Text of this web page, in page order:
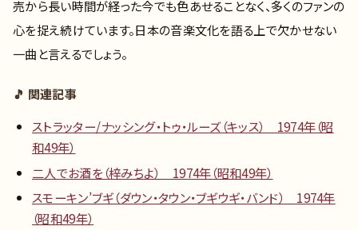
売から長い時間が経った今でも色あせることなく、多くのファンの
心を捉え続けています。日本の音楽文化を語る上で欠かせない
一曲と言えるでしょう。
🎵 関連記事
ストラッター/ナッシング・トゥ・ルーズ（キッス） 1974年（昭
和49年）
二人でお酒を（梓みちよ） 1974年（昭和49年）
スモーキン’ブギ（ダウン・タウン・ブギウギ・バンド） 1974年
（昭和49年）